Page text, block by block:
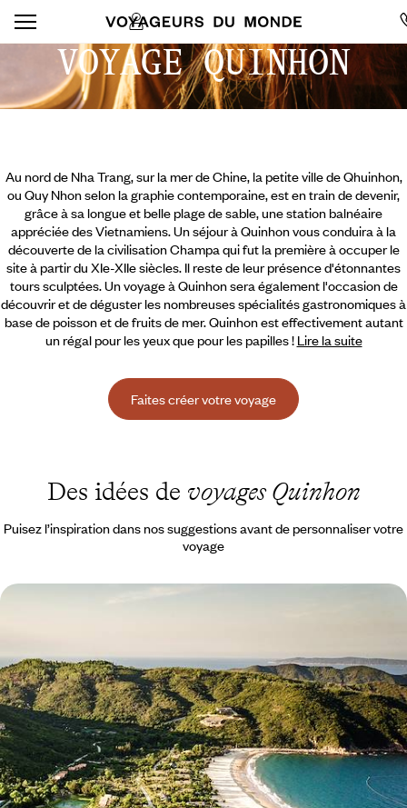
VOYAGE QUINHON
Au nord de Nha Trang, sur la mer de Chine, la petite ville de Qhuinhon,
ou Quy Nhon selon la graphie contemporaine, est en train de devenir,
grâce à sa longue et belle plage de sable, une station balnéaire
appréciée des Vietnamiens. Un séjour à Quinhon vous conduira à la
découverte de la civilisation Champa qui fut la première à occuper le
site à partir du XIe-XIIe siècles. Il reste de leur présence d'étonnantes
tours sculptées. Un voyage à Quinhon sera également l'occasion de
découvrir et de déguster les nombreuses spécialités gastronomiques à
base de poisson et de fruits de mer. Quinhon esteffectivement autant
un régal pour les yeux que pour les papilles ! Lire la suite
Faites créer votre voyage
Des idées de voyages Quinhon
Puisez l’inspiration dans nos suggestions avant de personnaliser votre
voyage
Vivre le meilleur de la côte vietnamienne, entre escales pleines de
charme et paysages enchanteurs
13 jours, de 5900 à 7700 €
1